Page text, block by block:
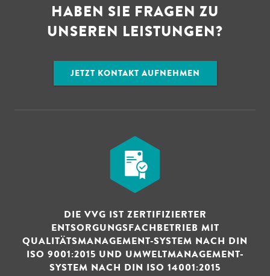
HABEN SIE FRAGEN ZU
UNSEREN LEISTUNGEN?
JETZT KONTAKT AUFNEHMEN
DIE VVG IST ZERTIFIZIERTER
ENTSORGUNGSFACHBETRIEB MIT
QUALITÄTSMANAGEMENT-SYSTEM NACH DIN
ISO 9001:2015 UND UMWELTMANAGEMENT-
SYSTEM NACH DIN ISO 14001:2015